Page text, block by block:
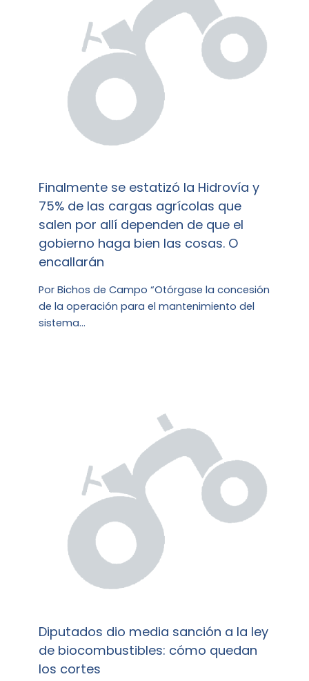
Finalmente se estatizó la Hidrovía y
75% de las cargas agrícolas que
salen por allí dependen de que el
gobierno haga bien las cosas. O
encallarán
Por Bichos de Campo “Otórgase la concesión
de la operación para el mantenimiento del
sistema…
Diputados dio media sanción a la ley
de biocombustibles: cómo quedan
los cortes